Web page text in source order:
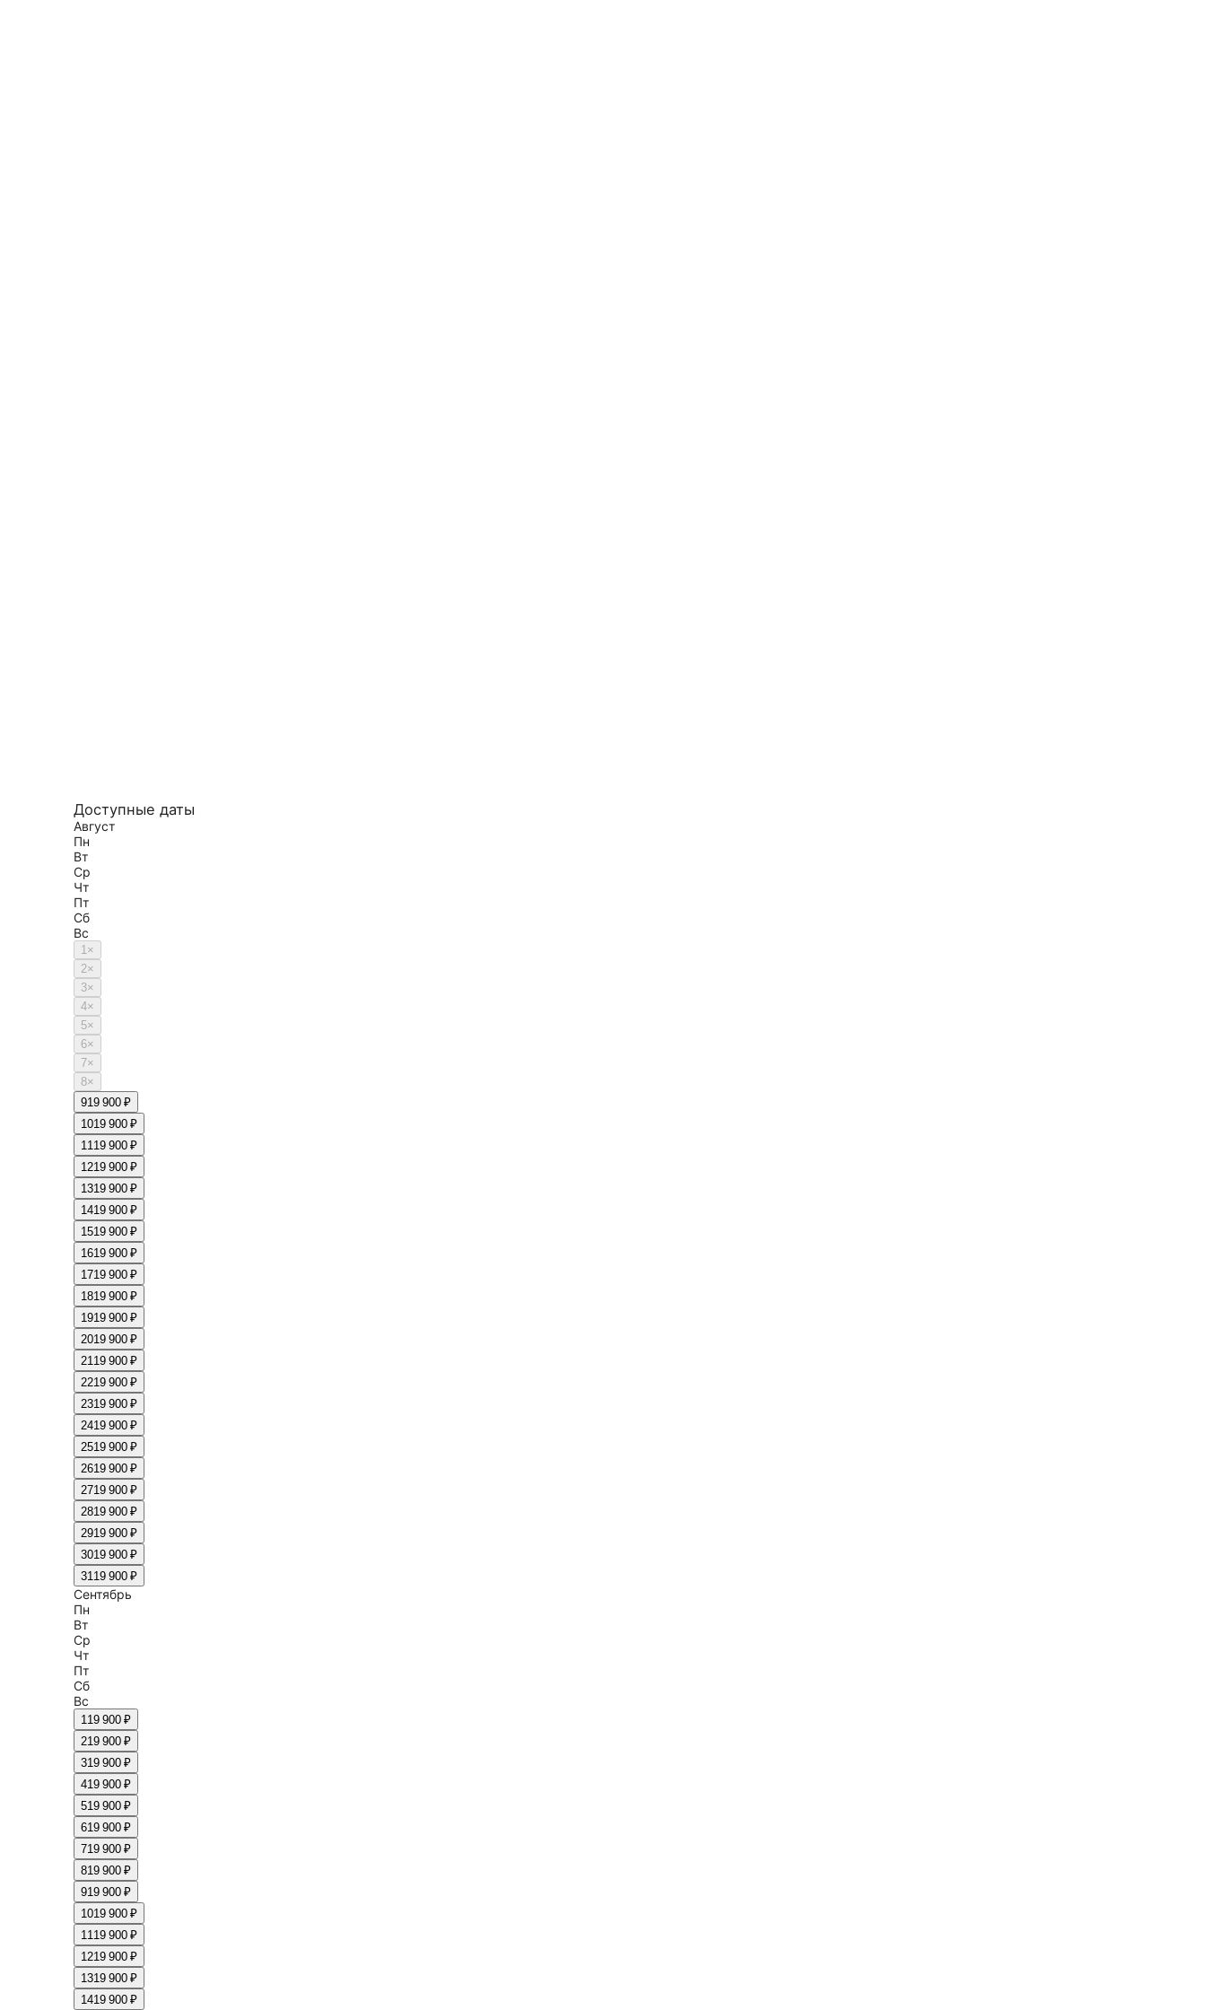
Доступные даты
Август
Пн
Вт
Ср
Чт
Пт
Сб
Вс
1×
2×
3×
4×
5×
6×
7×
8×
919 900 ₽
1019 900 ₽
1119 900 ₽
1219 900 ₽
1319 900 ₽
1419 900 ₽
1519 900 ₽
1619 900 ₽
1719 900 ₽
1819 900 ₽
1919 900 ₽
2019 900 ₽
2119 900 ₽
2219 900 ₽
2319 900 ₽
2419 900 ₽
2519 900 ₽
2619 900 ₽
2719 900 ₽
2819 900 ₽
2919 900 ₽
3019 900 ₽
3119 900 ₽
Сентябрь
Пн
Вт
Ср
Чт
Пт
Сб
Вс
119 900 ₽
219 900 ₽
319 900 ₽
419 900 ₽
519 900 ₽
619 900 ₽
719 900 ₽
819 900 ₽
919 900 ₽
1019 900 ₽
1119 900 ₽
1219 900 ₽
1319 900 ₽
1419 900 ₽